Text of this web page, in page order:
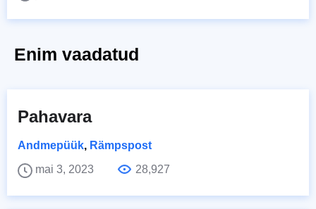
Enim vaadatud
Pahavara
Andmepüük, Rämpspost
mai 3, 2023
28,927